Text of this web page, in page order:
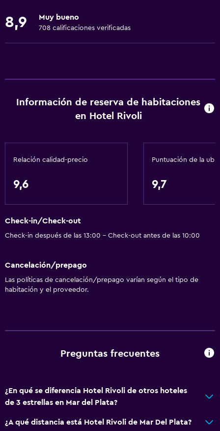
Toallas
Calefacción
Check-out exprés
Servicio de conserjería
Check-in/check-out privado
Recepción 24 horas
Baño
Tina de baño
Papel higiénico
Salud y seguridad
Cámaras CCTV en el exterior
Limpieza diaria
8,9 Muy bueno
708 calificaciones verificadas
Información de reserva de habitaciones
en Hotel Rivoli
Relación calidad-precio
9,6
Puntuación de la
9,7
Check-in/Check-out
Check-in después de las 13:00 - Check-out antes de las 10:00
Cancelación/prepago
Las políticas de cancelación/prepago varían según el tipo de
habitación y el proveedor.
Preguntas frecuentes
¿En qué se diferencia Hotel Rivoli de otros hoteles
de 3 estrellas en Mar del Plata?
¿A qué distancia está Hotel Rivoli de Mar Del Plata?